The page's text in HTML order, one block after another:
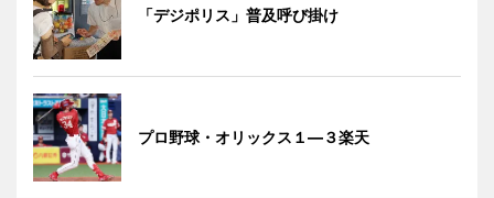
「デジポリス」普及呼び掛け
プロ野球・オリックス１―３楽天